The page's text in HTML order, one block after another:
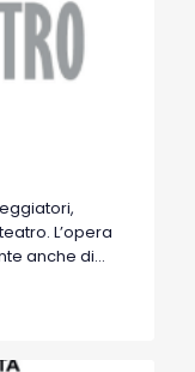
L’opera
anche di
Pierro,